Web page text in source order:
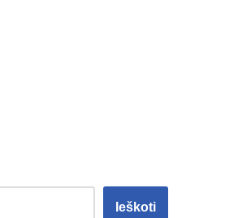
Ieškoti